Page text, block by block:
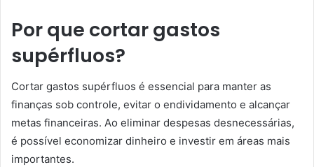
Por que cortar gastos
supérfluos?
Cortar gastos supérfluos é essencial para manter as
finanças sob controle, evitar o endividamento e alcançar
metas financeiras. Ao eliminar despesas desnecessárias,
é possível economizar dinheiro e investir em áreas mais
importantes.